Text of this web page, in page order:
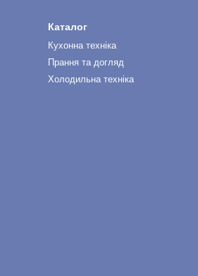
Каталог
Кухонна техніка
Прання та догляд
Холодильна техніка